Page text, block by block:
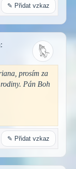
✎ Přidat vzkaz
:
prosím za
Pán Boh
✎ Přidat vzkaz